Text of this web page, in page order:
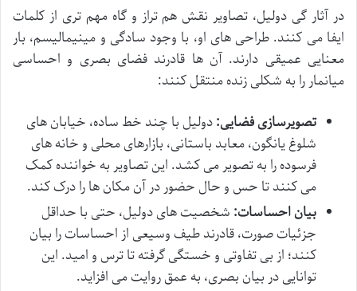
در آثار گی دولیل، تصاویر نقش هم تراز و گاه مهم تری از کلمات
ایفا می کنند. طراحی های او، با وجود سادگی و مینیمالیسم، بار
معنایی عمیقی دارند. آن ها قادرند فضای بصری و احساسی
میانمار را به شکلی زنده منتقل کنند:
تصویرسازی فضایی:دولیل با چند خط ساده، خیابان های
شلوغ یانگون، معابد باستانی، بازارهای محلی و خانه های
فرسوده را به تصویر می کشد. این تصاویر به خواننده کمک
می کنند تا حس و حال حضور در آن مکان ها را درک کند.
بیان احساسات: شخصیت های دولیل، حتی با حداقل
جزئیات صورت، قادرند طیف وسیعی از احساسات را بیان
کنند؛ از بی تفاوتی و خستگی گرفته تا ترس و امید. این
توانایی در بیان بصری، به عمق روایت می افزاید.